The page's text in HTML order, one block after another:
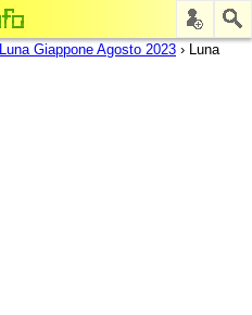
Luna Giappone Agosto 2023 › Luna